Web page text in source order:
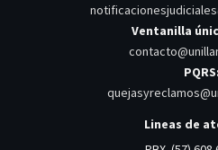
Ventanilla
PQRS:
Lineas de